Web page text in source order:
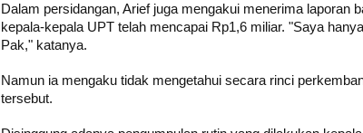
Dalam persidangan, Arief juga mengakui menerima laporan
kepala-kepala UPT telah mencapai Rp1,6 miliar. "Saya
Pak," katanya.
Namun ia mengaku tidak mengetahui secara rinci
tersebut.